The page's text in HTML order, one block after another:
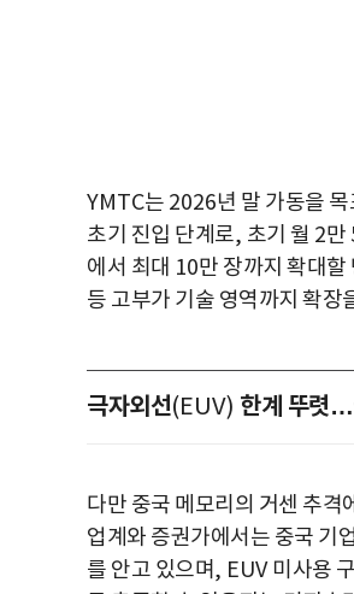
YMTC는 2026년 말 가동을 목
초기 진입 단계로, 초기 월 2만
에서 최대 10만 장까지 확대할
등 고부가 기술 영역까지 확장
극자외선(EUV) 한계 뚜렷…
다만 중국 메모리의 거센 추격
업계와 증권가에서는 중국 기
를 안고 있으며, EUV미사용